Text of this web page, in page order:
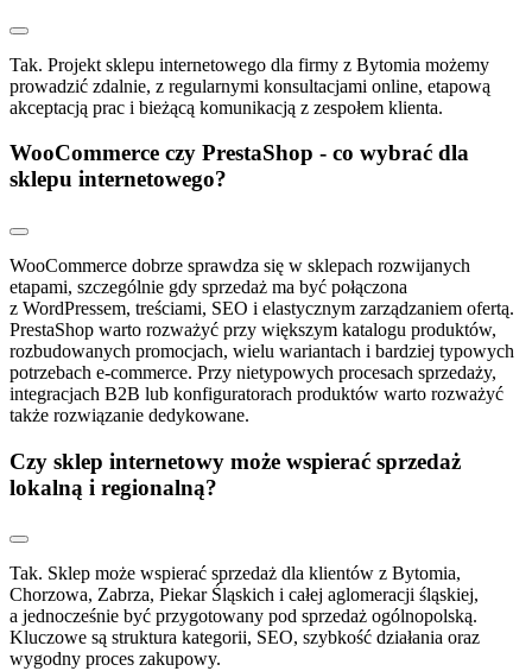
Tak. Projekt sklepu internetowego dla firmy z Bytomia możemy
prowadzić zdalnie, z regularnymi konsultacjami online, etapową
akceptacją prac i bieżącą komunikacją z zespołem klienta.
WooCommerce czy PrestaShop - co wybrać dla
sklepu internetowego?
WooCommerce dobrze sprawdza się w sklepach rozwijanych
etapami, szczególnie gdy sprzedaż ma być połączona
z WordPressem, treściami, SEO i elastycznym zarządzaniem ofertą.
PrestaShop warto rozważyć przy większym katalogu produktów,
rozbudowanych promocjach, wielu wariantach i bardziej typowych
potrzebach e-commerce. Przy nietypowych procesach sprzedaży,
integracjach B2B lub konfiguratorach produktów warto rozważyć
także rozwiązanie dedykowane.
Czy sklep internetowy może wspierać sprzedaż
lokalną i regionalną?
Tak. Sklep może wspierać sprzedaż dla klientów z Bytomia,
Chorzowa, Zabrza, Piekar Śląskich i całej aglomeracji śląskiej,
a jednocześnie być przygotowany pod sprzedaż ogólnopolską.
Kluczowe są struktura kategorii, SEO, szybkość działania oraz
wygodny proces zakupowy.